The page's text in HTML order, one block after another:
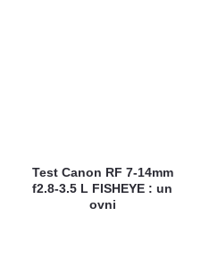
Test Canon RF 7-14mm
f2.8-3.5 L FISHEYE : un
ovni